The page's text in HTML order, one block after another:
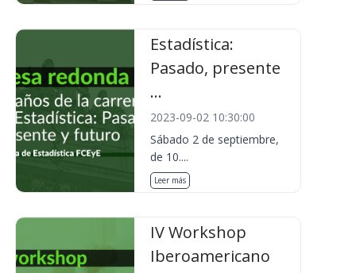
Estadística:
Pasado, presente
...
2023-09-02 10:30:00
Sábado 2 de septiembre,
de 10....
Leer más
IV Workshop
Iberoamericano